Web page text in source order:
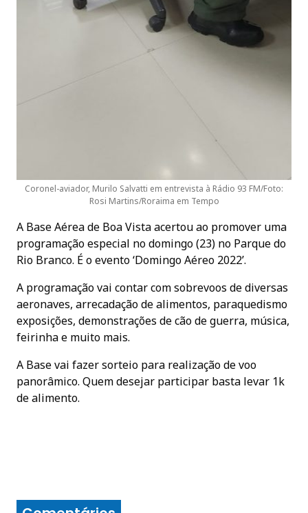
Coronel-aviador, Murilo Salvatti em entrevista à Rádio 93 FM/Foto:
Rosi Martins/Roraima em Tempo
A Base Aérea de Boa Vista acertou ao promover uma
programação especial no domingo (23) no Parque do
Rio Branco. É o evento ‘Domingo Aéreo 2022’.
A programação vai contar com sobrevoos de diversas
aeronaves, arrecadação de alimentos, paraquedismo
exposições, demonstrações de cão de guerra, música,
feirinha e muito mais.
A Base vai fazer sorteio para realização de voo
panorâmico. Quem desejar participar basta levar 1k
de alimento.